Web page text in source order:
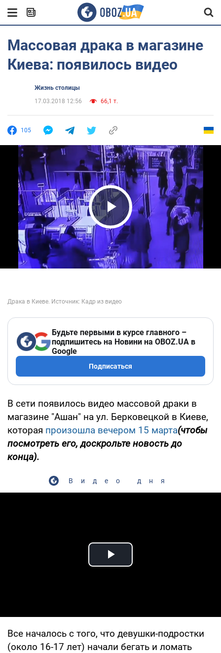
Массовая драка в магазине
Киева: появилось видео
Жизнь столицы
17.03.2018 12:56
66,1 т.
105
Play Video
Будьте первыми в курсе главного –
подпишитесь на Новини на OBOZ.UA в
Google
Подписаться
В сети появилось видео массовой драки в
магазине "Ашан" на ул. Берковецкой в Киеве,
которая произошла вечером 15 марта(чтобы
посмотреть его, доскрольте новость до
конца).
Видео дня
Play Video
Все началось с того, что девушки-подростки
(около 16-17 лет) начали бегать и ломать